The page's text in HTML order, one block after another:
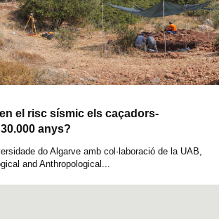
el risc sísmic els caçadors-
anys?
do Algarve amb col·laboració de la UAB,
and Anthropological...